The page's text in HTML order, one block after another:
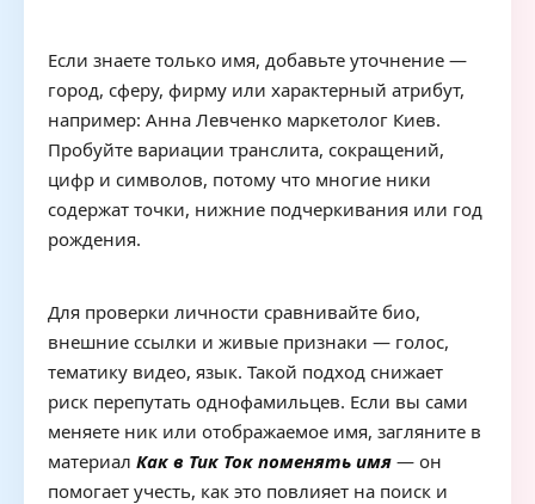
Если знаете только имя, добавьте уточнение —
город, сферу, фирму или характерный атрибут,
например: Анна Левченко маркетолог Киев.
Пробуйте вариации транслита, сокращений,
цифр и символов, потому что многие ники
содержат точки, нижние подчеркивания или год
рождения.
Для проверки личности сравнивайте био,
внешние ссылки и живые признаки — голос,
тематику видео, язык. Такой подход снижает
риск перепутать однофамильцев. Если вы сами
меняете ник или отображаемое имя, загляните в
материал Как в Тик Ток поменять имя — он
помогает учесть, как это повлияет на поиск и